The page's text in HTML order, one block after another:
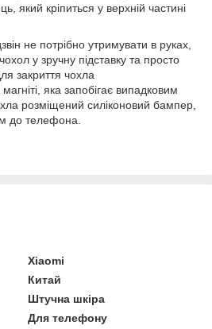
який кріпиться у верхній частині
не потрібно утримувати в руках,
у зручну підставку та просто
закриття чохла
яка запобігає випадковим
розміщений силіконовий бампер,
до телефона.
Xiaomi
Китай
Штучна шкіра
Для телефону